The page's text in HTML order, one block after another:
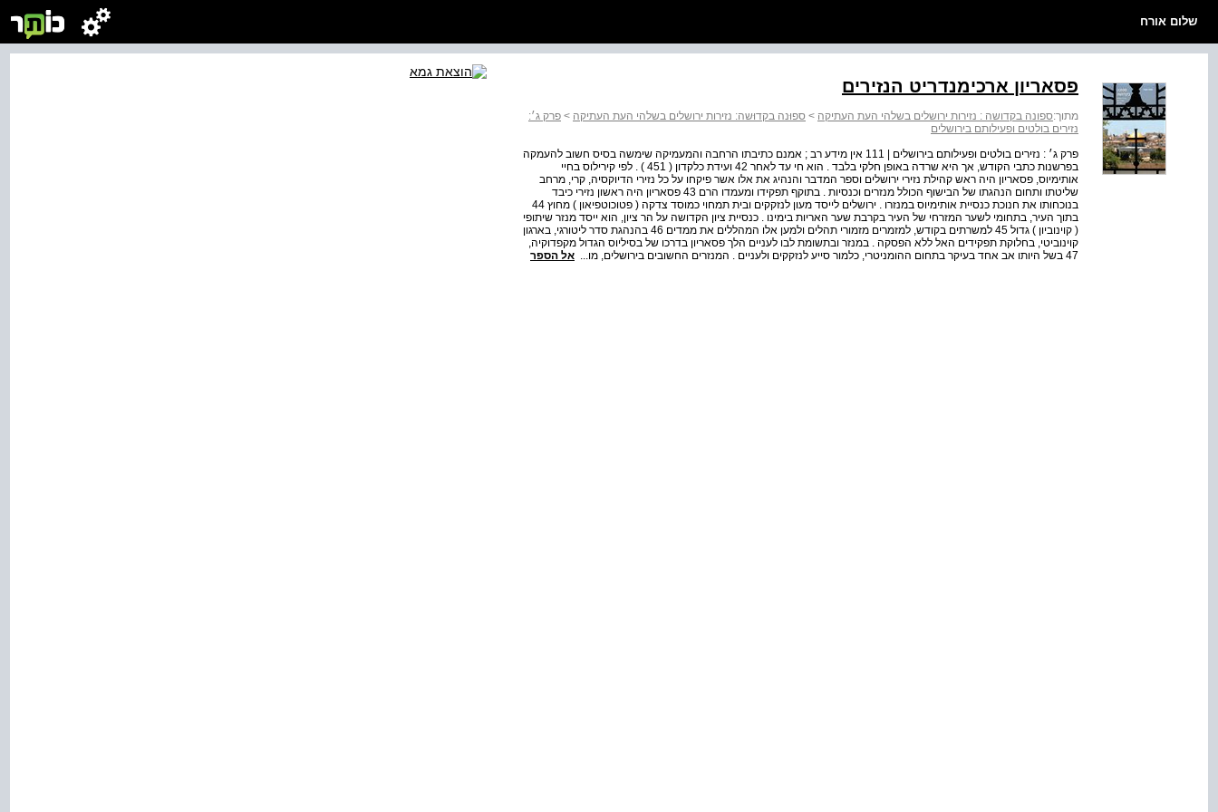
שלום אורח
פסאריון ארכימנדריט הנזירים
מתוך:ספונה בקדושה : נזירות ירושלים בשלהי העת העתיקה > ספוּנה בקדוּשה: נזירות ירושלים בשלהי העת העתיקה > פרק ג׳:
נזירים בולטים ופעילותם בירושלים
פרק ג׳ : נזירים בולטים ופעילותם בירושלים | 111 אין מידע רב ; אמנם כתיבתו הרחבה והמעמיקה שימשה בסיס חשוב להעמקה
בפרשנות כתבי הקודש, אך היא שרדה באופן חלקי בלבד . הוא חי עד לאחר 42 ועידת כלקדון ( 451 ) . לפי קירילוס בחיי
אותימיוס, פסאריון היה ראש קהילת נזירי ירושלים וספר המדבר והנהיג את אלו אשר פיקחו על כל נזירי הדיוקסיה, קרי, מרחב
שליטתו ותחום הנהגתו של הבישוף הכולל מנזרים וכנסיות . בתוקף תפקידו ומעמדו הרם 43 פסאריון היה ראשון נזירי כיבד
בנוכחותו את חנוכת כנסיית אותימיוס במנזרו . ירושלים לייסד מעון לנזקקים ובית תמחוי כמוסד צדקה ( פטוכוטפיאון ) מחוץ 44
בתוך העיר, בתחומי לשער המזרחי של העיר בקרבת שער האריות בימינו . כנסיית ציון הקדושה על הר ציון, הוא ייסד מנזר שיתופי
( קוינוביון ) גדול 45 למשרתים בקודש, למזמרים מזמורי תהלים ולמען אלו המהללים את ממדים 46 בהנהגת סדר ליטורגי, בארגון
קוינוביטי, בחלוקת תפקידים האל ללא הפסקה . במנזר ובתשומת לבו לעניים הלך פסאריון בדרכו של בסיליוס הגדול מקפדוקיה,
47 בשל היותו אב אחד בעיקר בתחום ההומניטרי, כלמור סייע לנזקקים ולעניים . המנזרים החשובים בירושלים, מו...
אל הספר